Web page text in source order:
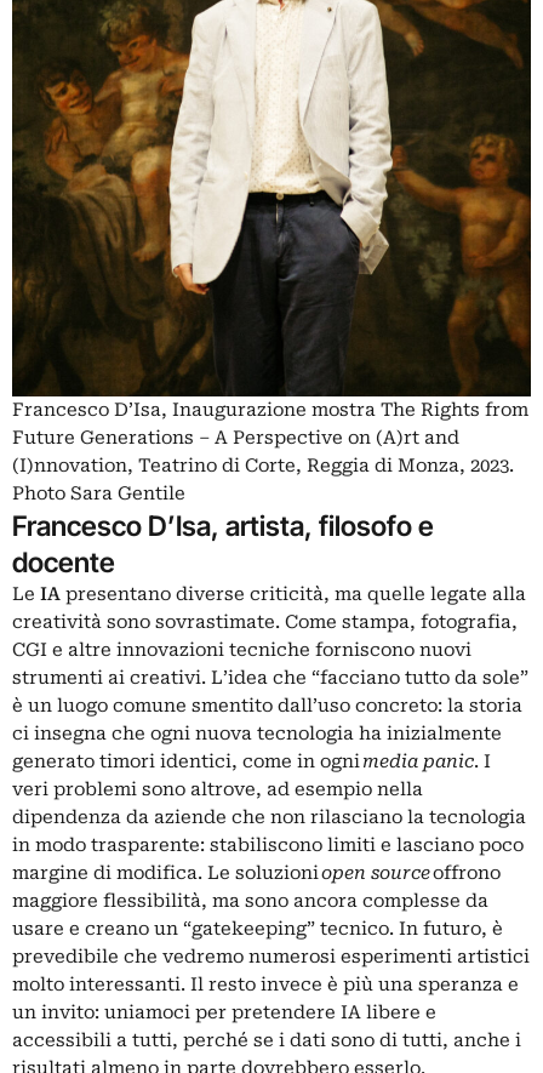
Francesco D’Isa, Inaugurazione mostra The Rights from
Future Generations – A Perspective on (A)rt and
(I)nnovation, Teatrino di Corte, Reggia di Monza, 2023.
Photo Sara Gentile
Francesco D’Isa, artista, filosofo e
docente
Le IA presentano diverse criticità, ma quelle legate alla
creatività sono sovrastimate. Come stampa, fotografia,
CGI e altre innovazioni tecniche forniscono nuovi
strumenti ai creativi. L’idea che “facciano tutto da sole”
è un luogo comune smentito dall’uso concreto: la storia
ci insegna che ogni nuova tecnologia ha inizialmente
generato timori identici, come in ognimedia panic. I
veri problemi sono altrove, ad esempio nella
dipendenza da aziende che non rilasciano la tecnologia
in modo trasparente: stabiliscono limiti e lasciano poco
margine di modifica. Le soluzioniopen sourceoffrono
maggiore flessibilità, ma sono ancora complesse da
usare e creano un “gatekeeping” tecnico. In futuro, è
prevedibile che vedremo numerosi esperimenti artistici
molto interessanti. Il resto invece è più una speranza e
un invito: uniamoci per pretendere IA libere e
accessibili a tutti, perché se i dati sono di tutti, anche i
risultati almeno in parte dovrebbero esserlo.